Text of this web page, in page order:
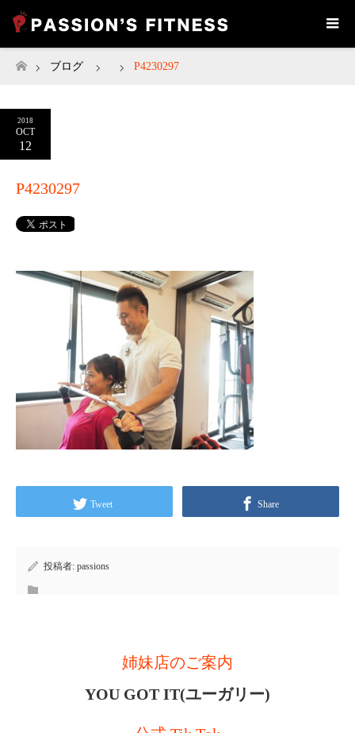
ホーム
ブログ P4230297
2018
OCT
12
P4230297
Tweet Share
投稿者: passions
姉妹店のご案内
YOU GOT IT(ユーガリー)